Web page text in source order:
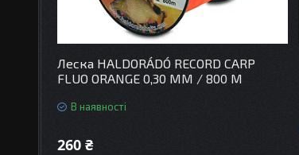
Леска HALDORÁDÓ RECORD CARP
FLUO ORANGE 0,30 MM / 800 M
В наявності
260 ₴